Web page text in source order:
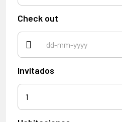
Check out
Invitados
1